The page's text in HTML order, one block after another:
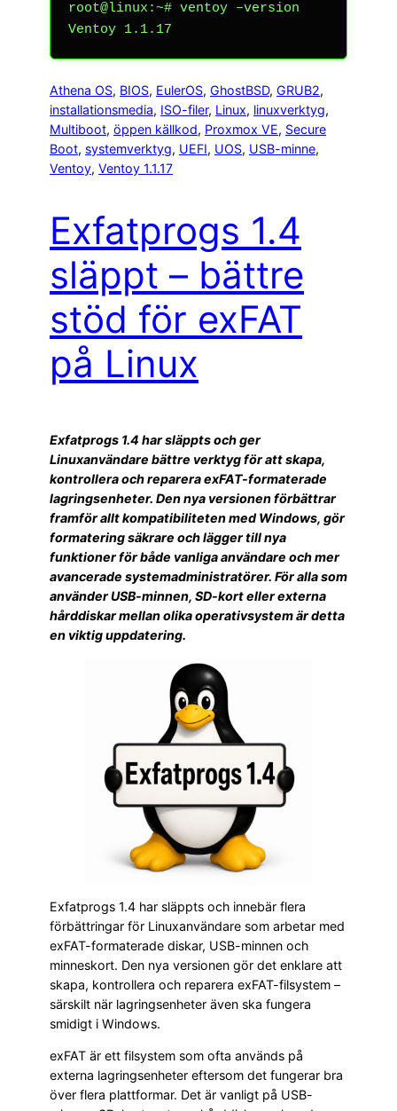
root@linux:~# ventoy –version
Ventoy 1.1.17
Athena OS, BIOS, EulerOS, GhostBSD, GRUB2
installationsmedia, ISO-filer, Linux, linuxverktyg
Multiboot, öppen källkod, Proxmox VE, Secure
Boot, systemverktyg, UEFI, UOS, USB-minne
Ventoy, Ventoy 1.1.17
Exfatprogs 1.4
släppt – bättre
stöd för exFAT
på Linux
Exfatprogs 1.4 har släppts och ger
Linuxanvändare bättre verktyg för att skapa,
kontrollera och reparera exFAT-formaterade
lagringsenheter. Den nya versionen förbättrar
framför allt kompatibiliteten med Windows, gör
formatering säkrare och lägger till nya
funktioner för både vanliga användare och mer
avancerade systemadministratörer. För alla som
använder USB-minnen, SD-kort eller externa
hårddiskar mellan olika operativsystem är detta
en viktig uppdatering.
Exfatprogs 1.4 har släppts och innebär flera
förbättringar för Linuxanvändare som arbetar med
exFAT-formaterade diskar, USB-minnen och
minneskort. Den nya versionen gör det enklare att
skapa, kontrollera och reparera exFAT-filsystem –
särskilt när lagringsenheter även ska fungera
smidigt i Windows.
exFAT är ett filsystem som ofta används på
externa lagringsenheter eftersom det fungerar bra
över flera plattformar. Det är vanligt på USB-